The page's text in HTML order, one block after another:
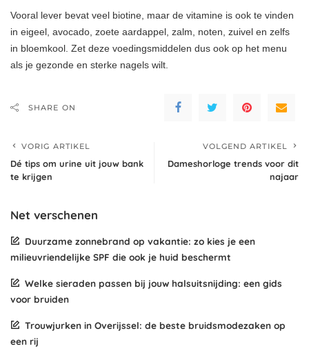
Vooral lever bevat veel biotine, maar de vitamine is ook te vinden
in eigeel, avocado, zoete aardappel, zalm, noten, zuivel en zelfs
in bloemkool. Zet deze voedingsmiddelen dus ook op het menu
als je gezonde en sterke nagels wilt.
SHARE ON
VORIG ARTIKEL
Dé tips om urine uit jouw bank
te krijgen
VOLGEND ARTIKEL
Dameshorloge trends voor dit
najaar
Net verschenen
Duurzame zonnebrand op vakantie: zo kies je een
milieuvriendelijke SPF die ook je huid beschermt
Welke sieraden passen bij jouw halsuitsnijding: een gids
voor bruiden
Trouwjurken in Overijssel: de beste bruidsmodezaken op
een rij